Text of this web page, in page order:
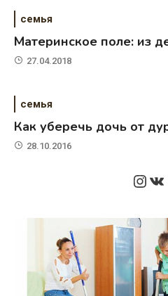
семья
Материнское поле: из
27.04.2018
семья
Как уберечь дочь от
28.10.2016